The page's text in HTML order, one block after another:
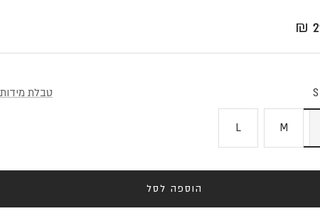
Translation missing:
S טבלת מידות
M
L
הוספה לסל